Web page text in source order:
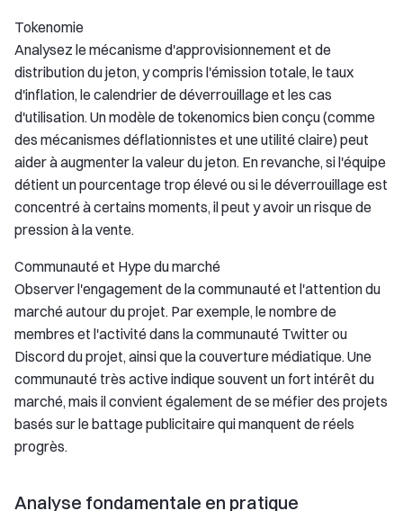
Tokenomie
Analysez le mécanisme d'approvisionnement et de
distribution du jeton, y compris l'émission totale, le taux
d'inflation, le calendrier de déverrouillage et les cas
d'utilisation. Un modèle de tokenomics bien conçu (comme
des mécanismes déflationnistes et une utilité claire) peut
aider à augmenter la valeur du jeton. En revanche, si l'équipe
détient un pourcentage trop élevé ou si le déverrouillage est
concentré à certains moments, il peut y avoir un risque de
pression à la vente.
Communauté et Hype du marché
Observer l'engagement de la communauté et l'attention du
marché autour du projet. Par exemple, le nombre de
membres et l'activité dans la communauté Twitter ou
Discord du projet, ainsi que la couverture médiatique. Une
communauté très active indique souvent un fort intérêt du
marché, mais il convient également de se méfier des projets
basés sur le battage publicitaire qui manquent de réels
progrès.
Analyse fondamentale en pratique